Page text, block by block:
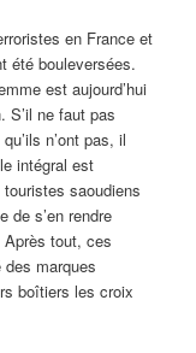
en France et
été bouleversées.
est aujourd’hui
S’il ne faut pas
n’ont pas, il
intégral est
saoudiens
de s’en rendre
tout, ces
des marques
boîtiers les croix